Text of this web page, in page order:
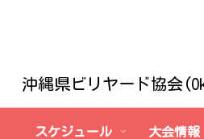
沖縄県ビリヤード協会
スケジュール 大会情報